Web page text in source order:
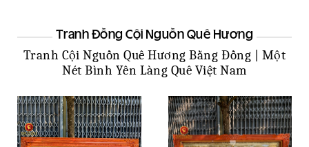
Tranh Đồng Cội Nguồn Quê Hương
Tranh Cội Nguồn Quê Hương Bằng Đồng | Một
Nét Bình Yên Làng Quê Việt Nam